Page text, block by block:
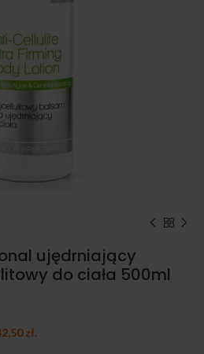
ujędrniający
do ciała 500ml
zł.